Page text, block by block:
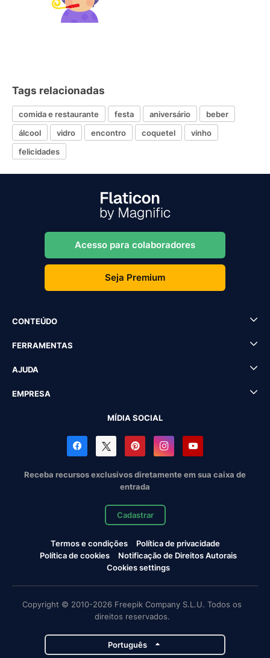
Tags relacionadas
comida e restaurante festa aniversário
beber
álcool
vidro encontro coquetel
vinho
felicidades
Acesso para colaboradores
Seja Premium
CONTEÚDO
FERRAMENTAS
AJUDA
EMPRESA
MÍDIA SOCIAL
Receba recursos exclusivos diretamente em sua caixa de
entrada
Cadastrar
Termos e condições
Política de privacidade
Política de cookies
Notificação de Direitos Autorais
Cookies settings
Copyright © 2010-2026 Freepik Company S.L.U. Todos os
direitos reservados.
Português